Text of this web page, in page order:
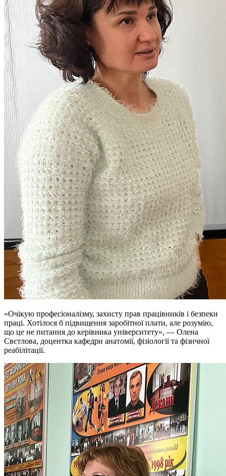
«Очікую професіоналізму, захисту прав працівників і безпеки
праці. Хотілося б підвищення заробітної плати, але розумію,
що це не питання до керівника університету», — Олена
Свєтлова, доцентка кафедри анатомії, фізіології та фізичної
реабілітації.